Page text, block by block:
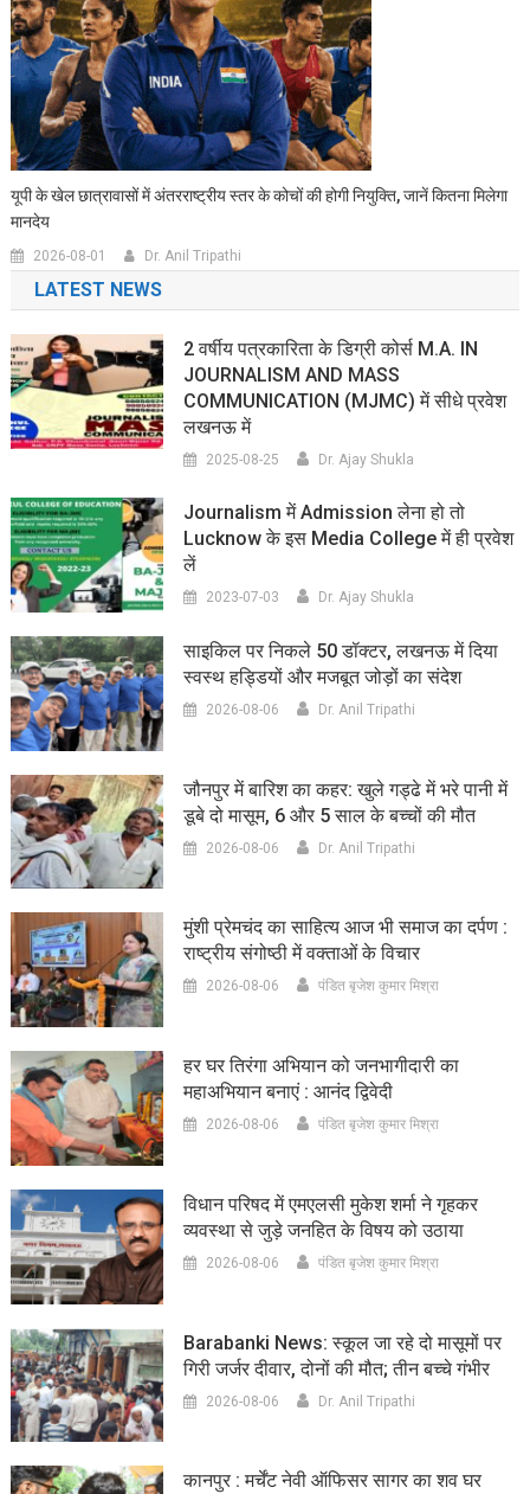
यूपी के खेल छात्रावासों में अंतरराष्ट्रीय स्तर के कोचों की होगी नियुक्ति, जानें कितना मिलेगा
मानदेय
2026-08-01 Dr. Anil Tripathi
LATEST NEWS
2 वर्षीय पत्रकारिता के डिग्री कोर्स M.A. IN
JOURNALISM AND MASS
COMMUNICATION (MJMC) में सीधे प्रवेश
लखनऊ में
2025-08-25 Dr. Ajay Shukla
Journalism में Admission लेना हो तो
Lucknow के इस Media College में ही प्रवेश
लें
2023-07-03 Dr. Ajay Shukla
साइकिल पर निकले 50 डॉक्टर, लखनऊ में दिया
स्वस्थ हड्डियों और मजबूत जोड़ों का संदेश
2026-08-06 Dr. Anil Tripathi
जौनपुर में बारिश का कहर: खुले गड्ढे में भरे पानी में
डूबे दो मासूम, 6 और 5 साल के बच्चों की मौत
2026-08-06 Dr. Anil Tripathi
मुंशी प्रेमचंद का साहित्य आज भी समाज का दर्पण :
राष्ट्रीय संगोष्ठी में वक्ताओं के विचार
2026-08-06 पंडित बृजेश कुमार मिश्रा
हर घर तिरंगा अभियान को जनभागीदारी का
महाअभियान बनाएं : आनंद द्विवेदी
2026-08-06 पंडित बृजेश कुमार मिश्रा
विधान परिषद में एमएलसी मुकेश शर्मा ने गृहकर
व्यवस्था से जुड़े जनहित के विषय को उठाया
2026-08-06 पंडित बृजेश कुमार मिश्रा
Barabanki News: स्कूल जा रहे दो मासूमों पर
गिरी जर्जर दीवार, दोनों की मौत; तीन बच्चे गंभीर
2026-08-06 Dr. Anil Tripathi
कानपुर : मर्चेंट नेवी ऑफिसर सागर का शव घर